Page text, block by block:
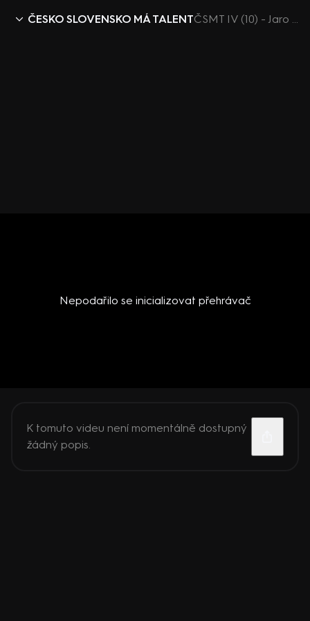
ČESKO SLOVENSKO MÁ TALENT ČSMT IV (10) - Jaro Slávik k výběru semifinalistů
Nepodařilo se inicializovat přehrávač
K tomuto videu není momentálně dostupný
žádný popis.